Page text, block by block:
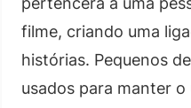
filme, criando uma
histórias. Pequenos
usados para manter